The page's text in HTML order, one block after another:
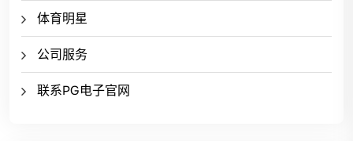
体育明星
公司服务
联系PG电子官网